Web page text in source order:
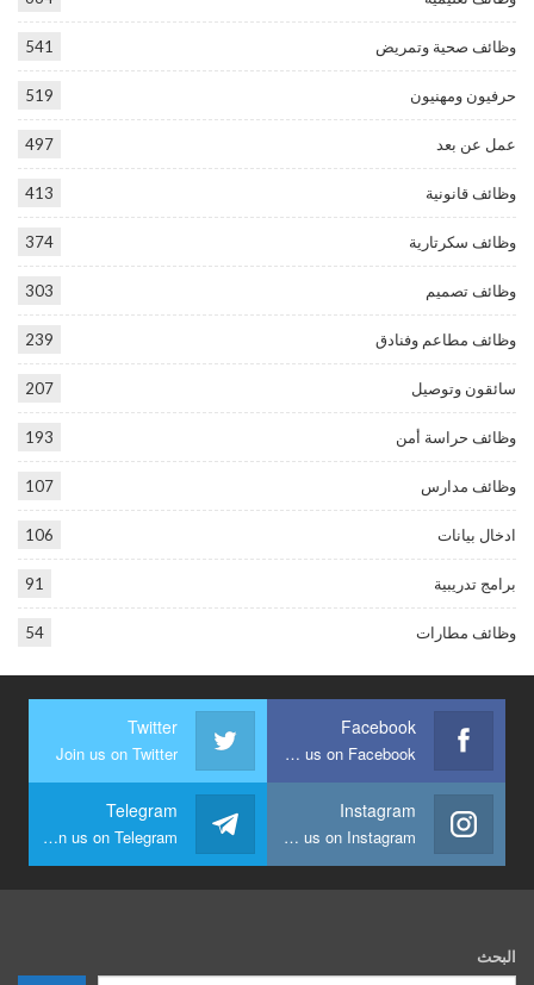
وظائف صحية وتمريض 541
حرفيون ومهنيون 519
عمل عن بعد 497
وظائف قانونية 413
وظائف سكرتارية 374
وظائف تصميم 303
وظائف مطاعم وفنادق 239
سائقون وتوصيل 207
وظائف حراسة أمن 193
وظائف مدارس 107
ادخال بيانات 106
برامج تدريبية 91
وظائف مطارات 54
Facebook
Join us on Facebook
Twitter
Join us on Twitter
Instagram
Join us on Instagram
Telegram
Join us on Telegram
البحث